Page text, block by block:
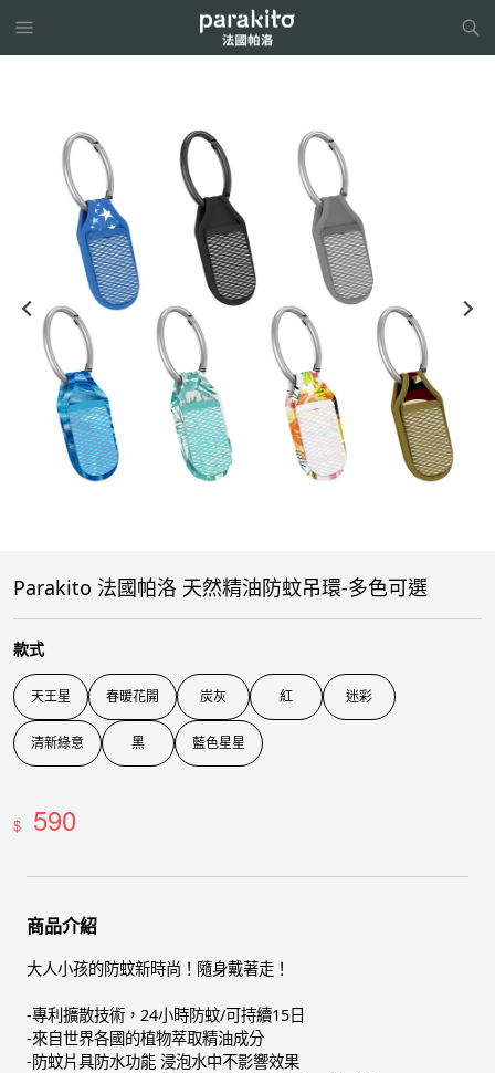
Parakito 法國帕洛 天然精油防蚊吊環-多色可選
款式
天王星 春暖花開 炭灰 紅 迷彩
清新綠意 黑 藍色星星
$ 590
商品介紹
大人小孩的防蚊新時尚！隨身戴著走！
-專利擴散技術，24小時防蚊/可持續15日
-來自世界各國的植物萃取精油成分
-防蚊片具防水功能 浸泡水中不影響效果